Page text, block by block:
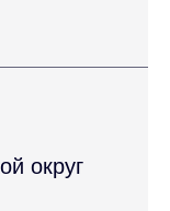
округ